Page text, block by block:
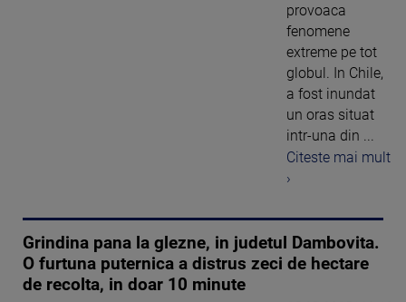
provoaca
fenomene
extreme pe tot
globul. In Chile,
a fost inundat
un oras situat
intr-una din ...
Citeste mai mult
›
Grindina pana la glezne, in judetul Dambovita.
O furtuna puternica a distrus zeci de hectare
de recolta, in doar 10 minute